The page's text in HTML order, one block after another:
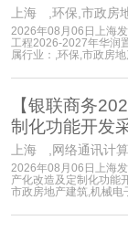
上海 ,环保,市政
2026年08月06日上海
工程2026-2027年华润
属行业：,环保,市政房
【银联商务
制化功能开发
上海
,网络通讯
2026年08月06日上海
产化改造及定制化功能
市政房地产建筑,机械电